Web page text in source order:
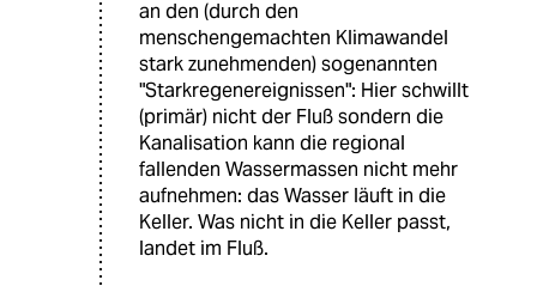
an den (durch den
menschengemachten Klimawandel
stark zunehmenden) sogenannten
"Starkregenereignissen": Hier schwillt
(primär) nicht der Fluß sondern die
Kanalisation kann die regional
fallenden Wassermassen nicht mehr
aufnehmen: das Wasser läuft in die
Keller. Was nicht in die Keller passt,
landet im Fluß.